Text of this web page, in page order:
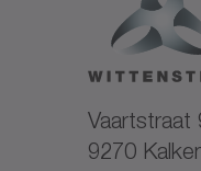
Vaartstraat
9270